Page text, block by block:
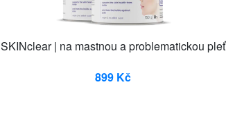
SKINclear | na mastnou a problematickou pleť
899 Kč